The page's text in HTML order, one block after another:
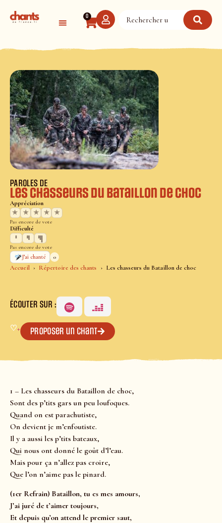
0
Accueil Répertoire des chants Les chasseurs du Bataillon de choc
PAROLES DE
Les chasseurs du Bataillon de choc
Appréciation
★
★ ★ ★ ★
Pas encore de vote
Difficulté
Pas encore de vote
J’ai chanté
0
ÉCOUTER SUR :
♡+ Proposer un chant
1 – Les chasseurs du Bataillon de choc,
Sont des p’tits gars un peu loufoques.
Quand on est parachutiste,
On devient je m’enfoutiste.
Il y a aussi les p’tits bateaux,
Qui nous ont donné le goût d’l’eau.
Mais pour ça n’allez pas croire,
Que l’on n’aime pas le pinard.
(1er Refrain) Bataillon, tu es mes amours,
J’ai juré de t’aimer toujours,
Et depuis qu’on attend le premier saut,